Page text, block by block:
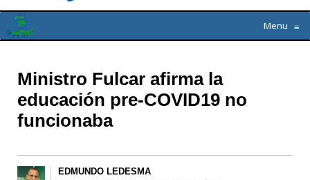
Menu ≡
Ministro Fulcar afirma la
educación pre-COVID19 no
funcionaba
EDMUNDO LEDESMA